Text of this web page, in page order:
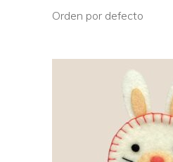
Orden por defecto